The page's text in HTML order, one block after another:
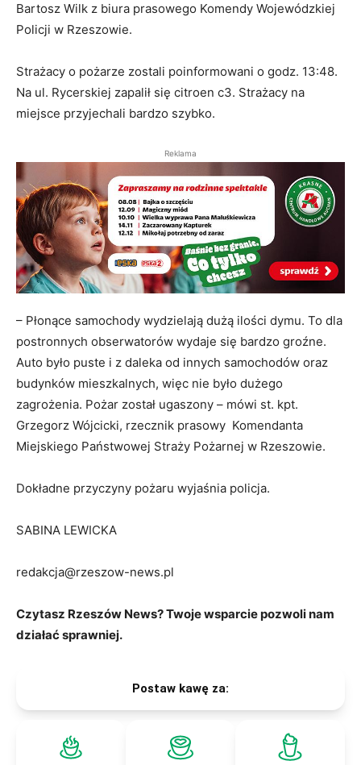
Bartosz Wilk z biura prasowego Komendy Wojewódzkiej
Policji w Rzeszowie.
Strażacy o pożarze zostali poinformowani o godz. 13:48.
Na ul. Rycerskiej zapalił się citroen c3. Strażacy na
miejsce przyjechali bardzo szybko.
Reklama
– Płonące samochody wydzielają dużą ilości dymu. To dla
postronnych obserwatorów wydaje się bardzo groźne.
Auto było puste i z daleka od innych samochodów oraz
budynków mieszkalnych, więc nie było dużego
zagrożenia. Pożar został ugaszony – mówi st. kpt.
Grzegorz Wójcicki, rzecznik prasowy Komendanta
Miejskiego Państwowej Straży Pożarnej w Rzeszowie.
Dokładne przyczyny pożaru wyjaśnia policja.
SABINA LEWICKA
redakcja@rzeszow-news.pl
Czytasz Rzeszów News? Twoje wsparcie pozwoli nam
działać sprawniej.
Postaw kawę za: